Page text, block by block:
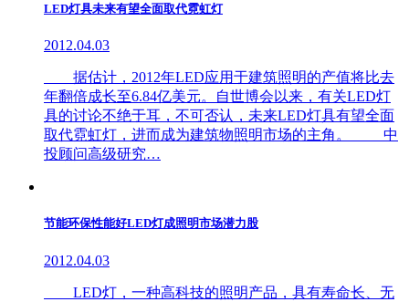
LED灯具未来有望全面取代霓虹灯
2012.04.03
据估计，2012年LED应用于建筑照明的产值将比去
年翻倍成长至6.84亿美元。自世博会以来，有关LED灯
具的讨论不绝于耳，不可否认，未来LED灯具有望全面
取代霓虹灯，进而成为建筑物照明市场的主角。 中
投顾问高级研究…
节能环保性能好LED灯成照明市场潜力股
2012.04.03
LED灯，一种高科技的照明产品，具有寿命长、无